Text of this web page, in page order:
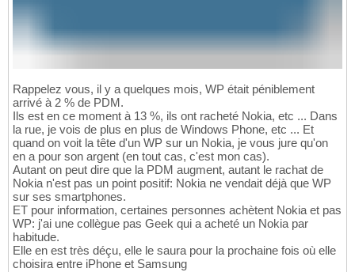
Rappelez vous, il y a quelques mois, WP était péniblement
arrivé à 2 % de PDM.
Ils est en ce moment à 13 %, ils ont racheté Nokia, etc ... Dans
la rue, je vois de plus en plus de Windows Phone, etc ... Et
quand on voit la tête d'un WP sur un Nokia, je vous jure qu'on
en a pour son argent (en tout cas, c'est mon cas).
Autant on peut dire que la PDM augment, autant le rachat de
Nokia n'est pas un point positif: Nokia ne vendait déjà que WP
sur ses smartphones.
ET pour information, certaines personnes achètent Nokia et pas
WP: j'ai une collègue pas Geek qui a acheté un Nokia par
habitude.
Elle en est très déçu, elle le saura pour la prochaine fois où elle
choisira entre iPhone et Samsung